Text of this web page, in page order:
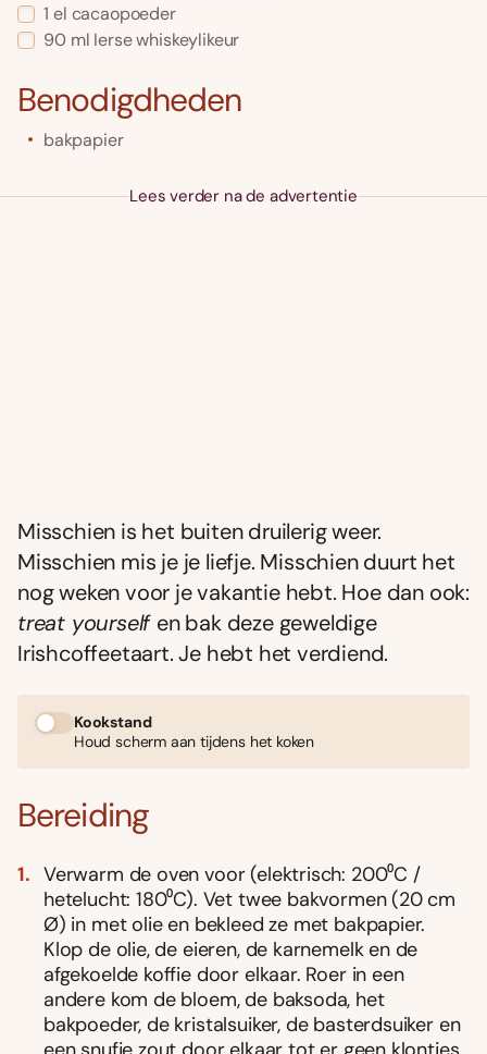
1 el cacaopoeder
90 ml Ierse whiskeylikeur
Benodigdheden
bakpapier
Lees verder na de advertentie
Misschien is het buiten druilerig weer.
Misschien mis je je liefje. Misschien duurt het
nog weken voor je vakantie hebt. Hoe dan ook:
treat yourself en bak deze geweldige
Irishcoffeetaart. Je hebt het verdiend.
Kookstand
Houd scherm aan tijdens het koken
Bereiding
Verwarm de oven voor (elektrisch: 200⁰C /
hetelucht: 180⁰C). Vet twee bakvormen (20 cm
Ø) in met olie en bekleed ze met bakpapier.
Klop de olie, de eieren, de karnemelk en de
afgekoelde koffie door elkaar. Roer in een
andere kom de bloem, de baksoda, het
bakpoeder, de kristalsuiker, de basterdsuiker en